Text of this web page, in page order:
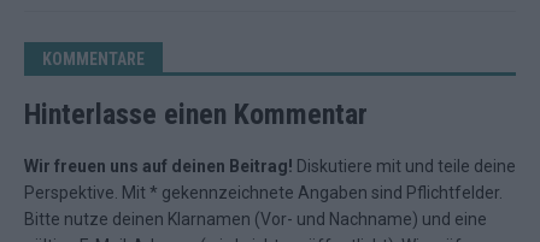
KOMMENTARE
Hinterlasse einen Kommentar
Wir freuen uns auf deinen Beitrag! Diskutiere mit und teile deine
Perspektive. Mit * gekennzeichnete Angaben sind Pflichtfelder.
Bitte nutze deinen Klarnamen (Vor- und Nachname) und eine